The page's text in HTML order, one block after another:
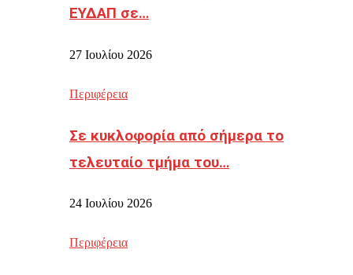
ΕΥΔΑΠ σε…
27 Ιουλίου 2026
Περιφέρεια
Σε κυκλοφορία από σήμερα το
τελευταίο τμήμα του…
24 Ιουλίου 2026
Περιφέρεια